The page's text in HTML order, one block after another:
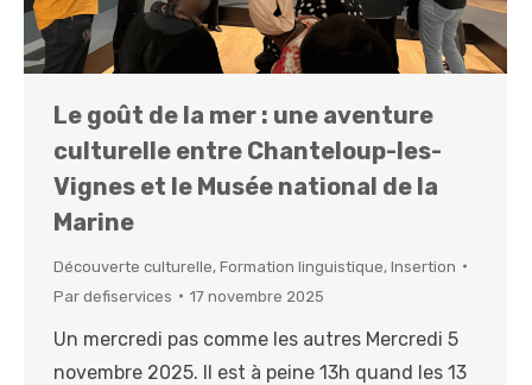
Le goût de la mer : une aventure
culturelle entre Chanteloup-les-
Vignes et le Musée national de la
Marine
Découverte culturelle, Formation linguistique, Insertion
Par defiservices 17 novembre 2025
Un mercredi pas comme les autres Mercredi 5
novembre 2025. Il est à peine 13h quand les 13